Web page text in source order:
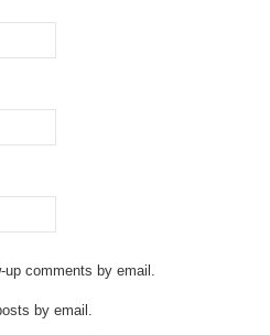
up comments by email.
by email.